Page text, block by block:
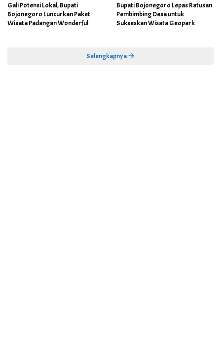
Gali Potensi Lokal, Bupati
Bojonegoro Luncurkan Paket
Wisata Padangan Wonderful
Bupati Bojonegoro Lepas Ratusan
Pembimbing Desa untuk
Sukseskan Wisata Geopark
Selengkapnya